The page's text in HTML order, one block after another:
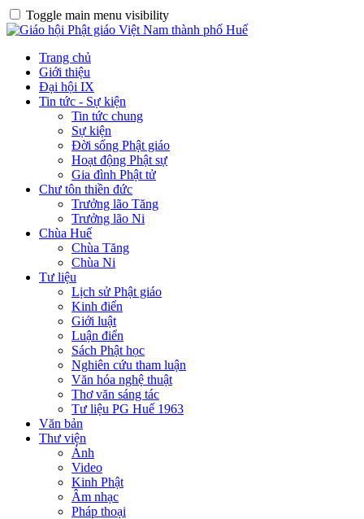
Toggle main menu visibility
Trang chủ
Giới thiệu
Đại hội IX
Tin tức - Sự kiện
Tin tức chung
Sự kiện
Đời sống Phật giáo
Hoạt động Phật sự
Gia đình Phật tử
Chư tôn thiền đức
Trưởng lão Tăng
Trưởng lão Ni
Chùa Huế
Chùa Tăng
Chùa Ni
Tư liệu
Lịch sử Phật giáo
Kinh điển
Giới luật
Luận điển
Sách Phật học
Nghiên cứu tham luận
Văn hóa nghệ thuật
Thơ văn sáng tác
Tư liệu PG Huế 1963
Văn bản
Thư viện
Ảnh
Video
Kinh Phật
Âm nhạc
Pháp thoại